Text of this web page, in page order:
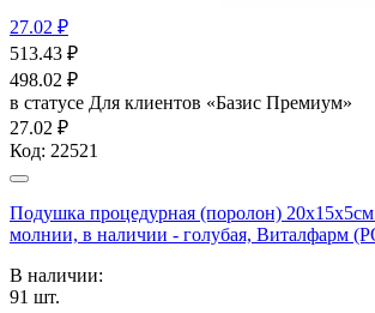
27.02 ₽
513.43 ₽
498.02 ₽
в статусе Для клиентов «Базис Премиум»
27.02 ₽
Код: 22521
Подушка процедурная (поролон) 20х15х5см
молнии, в наличии - голубая, Виталфарм
В наличии:
91 шт.